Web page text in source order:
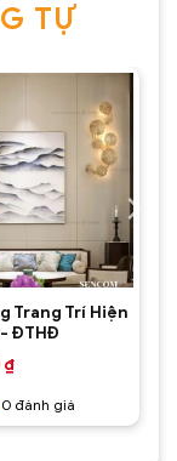
TỰ
Trang Trí Hiện
ĐTHĐ
₫
0 đánh giá